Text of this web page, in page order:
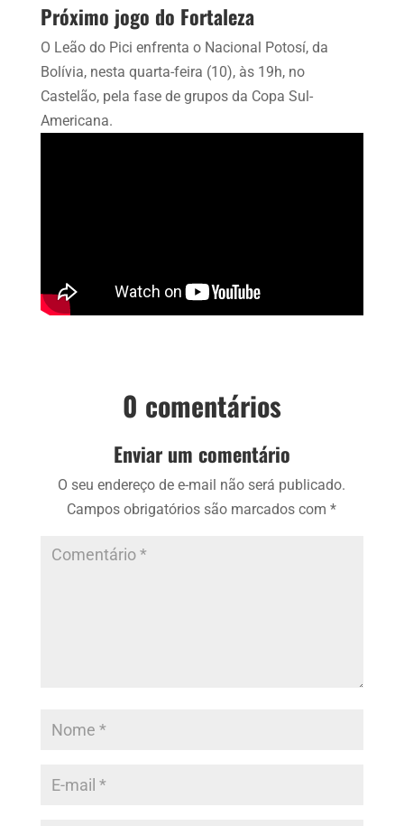
Próximo jogo do Fortaleza
O Leão do Pici enfrenta o Nacional Potosí, da
Bolívia, nesta quarta-feira (10), às 19h, no
Castelão, pela fase de grupos da Copa Sul-
Americana.
0 comentários
Enviar um comentário
O seu endereço de e-mail não será publicado.
Campos obrigatórios são marcados com*